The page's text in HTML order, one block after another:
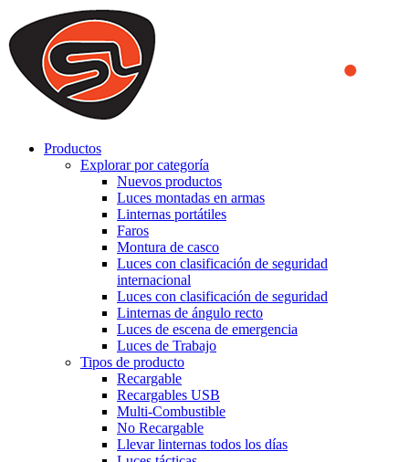
We use cookies to ensure that we provide you the best experience
on our website. By continuing to browse this website, you accept
that cookies are used to help us analyze how the website is used and
to offer you a better experience. To learn more or to find out how
you can disable cookies, you can access our
Productos
Explorar por categoría
Nuevos productos
Luces montadas en armas
Linternas portátiles
Faros
Montura de casco
Luces con clasificación de seguridad
internacional
Luces con clasificación de seguridad
Linternas de ángulo recto
Luces de escena de emergencia
Luces de Trabajo
Tipos de producto
Recargable
Recargables USB
Multi-Combustible
No Recargable
Llevar linternas todos los días